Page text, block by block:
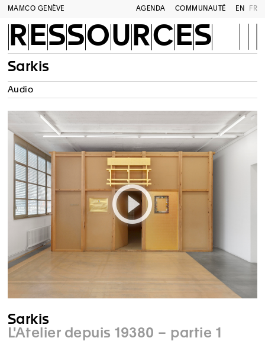
MAMCO GENÈVE AGENDA COMMUNAUTÉ EN FR
RESSOURCES
Sarkis
Audio
Sarkis
L'Atelier depuis 19380 – partie 1